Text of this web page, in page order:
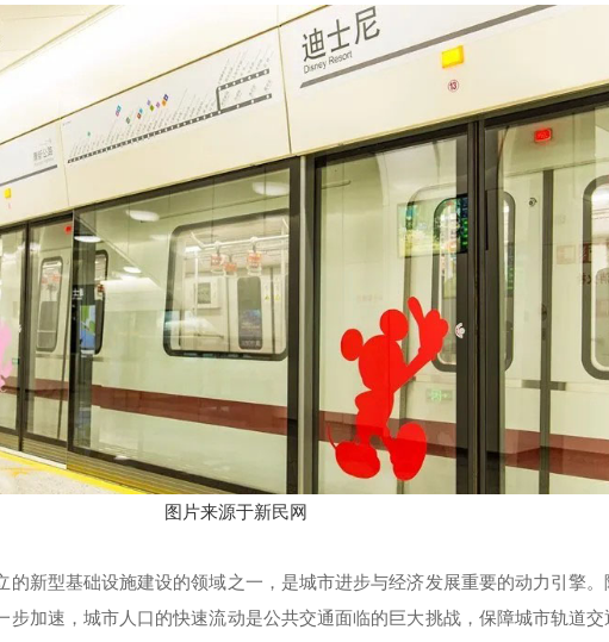
图片来源于新民网
的新型基础设施建设的领域之一，是城市进步与经济发展重要的动力引擎。
步加速，城市人口的快速流动是公共交通面临的巨大挑战，保障城市轨道交